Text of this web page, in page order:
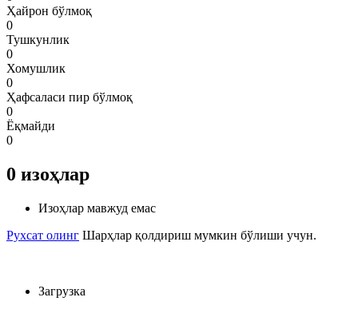
Ҳайрон бўлмоқ
0
Тушкунлик
0
Хомушлик
0
Ҳафсаласи пир бўлмоқ
0
Ёқмайди
0
0 изоҳлар
Изоҳлар мавжуд емас
Рухсат олинг Шарҳлар қолдириш мумкин бўлиши учун.
Загрузка